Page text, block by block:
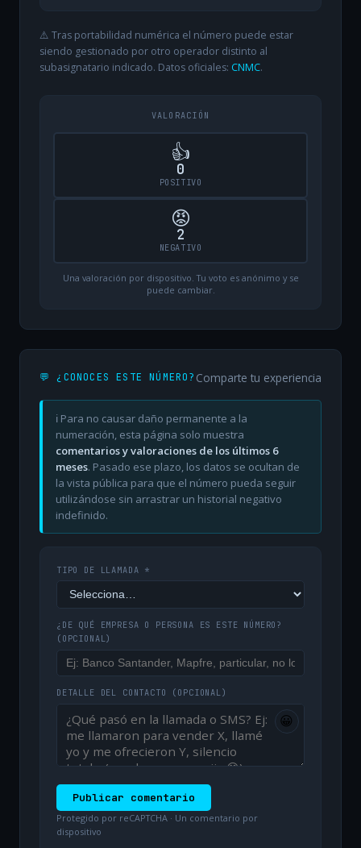
⚠️ Tras portabilidad numérica el número puede estar
siendo gestionado por otro operador distinto al
subasignatario indicado. Datos oficiales: CNMC.
VALORACIÓN
👍
0
POSITIVO
😡
2
NEGATIVO
Una valoración por dispositivo. Tu voto es anónimo y se
puede cambiar.
💬 ¿CONOCES ESTE NÚMERO? Comparte tu experiencia
ℹ️ Para no causar daño permanente a la
numeración, esta página solo muestra
comentarios y valoraciones de los últimos 6
meses. Pasado ese plazo, los datos se ocultan de
la vista pública para que el número pueda seguir
utilizándose sin arrastrar un historial negativo
indefinido.
TIPO DE LLAMADA *
¿DE QUÉ EMPRESA O PERSONA ES ESTE NÚMERO?
(OPCIONAL)
DETALLE DEL CONTACTO (OPCIONAL)
😀
Publicar comentario
Protegido por reCAPTCHA · Un comentario por
dispositivo